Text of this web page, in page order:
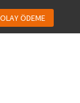
ÖDEME